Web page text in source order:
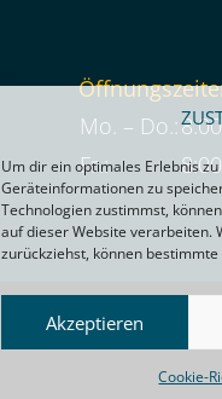
Um dir ein optimales Erlebnis
Geräteinformationen zu
Technologien zustimmst,
auf dieser Website verarbeiten.
zurückziehst, können
Akzeptieren
Cookie-
Mo. – Do.:
Fr.: